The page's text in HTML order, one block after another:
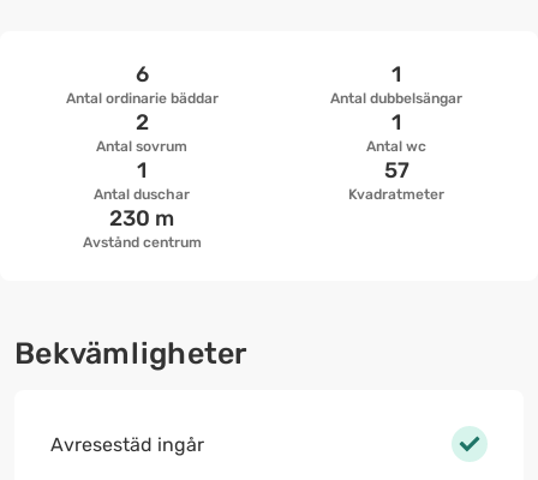
Antal ordinarie bäddar
6
Antal dubbelsängar
1
Antal sovrum
2
Antal wc
1
Antal duschar
1
Kvadratmeter
57
Avstånd centrum
230 m
Bekvämligheter
Avresestäd ingår